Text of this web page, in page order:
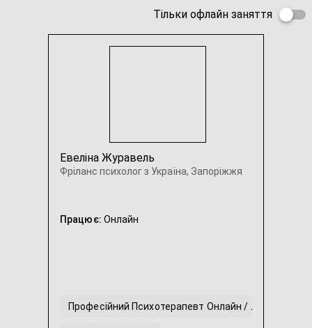
Тільки офлайн заняття
Евеліна Журавель
Фріланс психолог з Україна, Запоріжжя
Працює: Онлайн
Професійний Психотерапевт Онлайн / Локально